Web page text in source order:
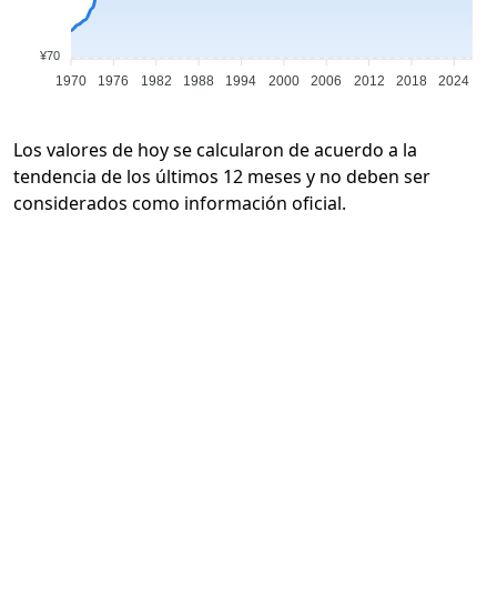
¥70
1970 1976 1982 1988 1994 2000 2006 2012 2018 2024
Los valores de hoy se calcularon de acuerdo a la
tendencia de los últimos 12 meses y no deben ser
considerados como información oficial.